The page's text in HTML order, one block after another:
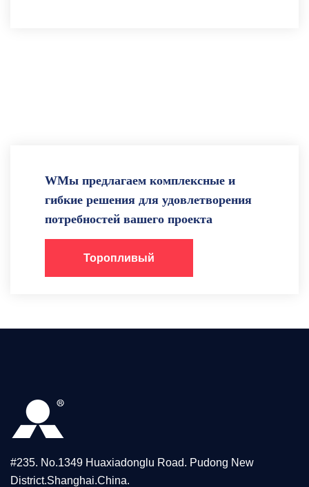
WМы предлагаем комплексные и
гибкие решения для удовлетворения
потребностей вашего проекта
Торопливый
#235. No.1349 Huaxiadonglu Road. Pudong New
District.Shanghai.China.